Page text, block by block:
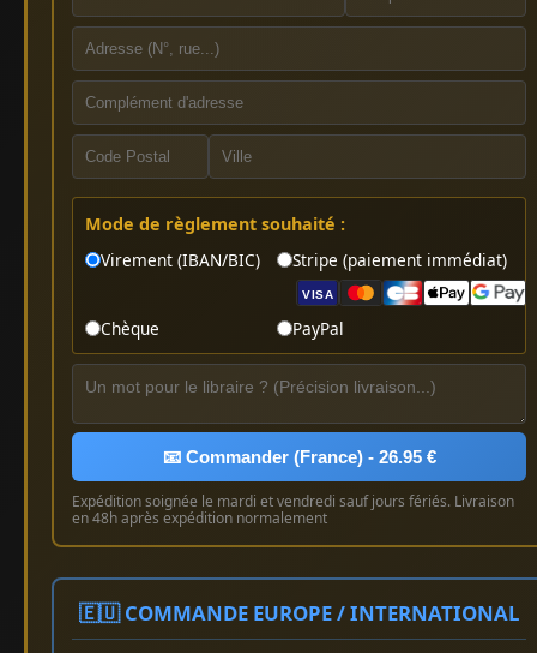
Mode de règlement souhaité :
Virement (IBAN/BIC)
Stripe (paiement immédiat)
VISA
Chèque PayPal
📧 Commander (France) - 26.95 €
Expédition soignée le mardi et vendredi sauf jours fériés. Livraison
en 48h après expédition normalement
🇪🇺 COMMANDE EUROPE / INTERNATIONAL